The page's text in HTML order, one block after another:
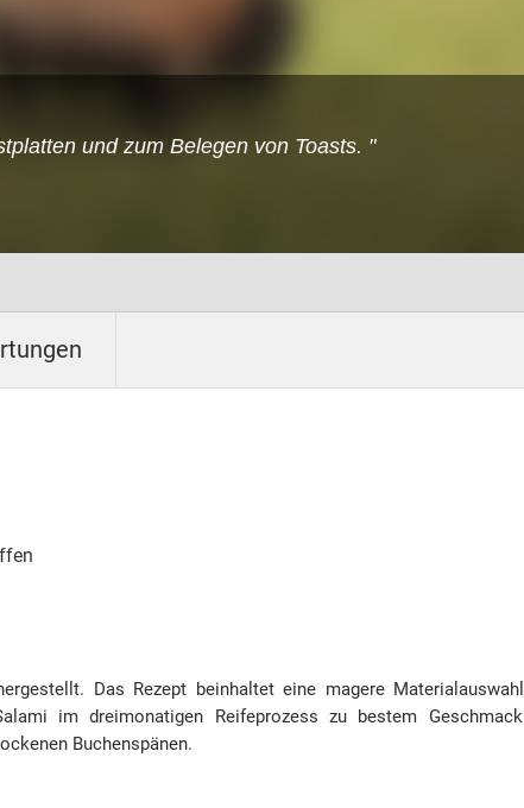
und zum Belegen von Toasts. "
Das Rezept beinhaltet eine magere
im dreimonatigen Reifeprozess zu bestem
Buchenspänen.